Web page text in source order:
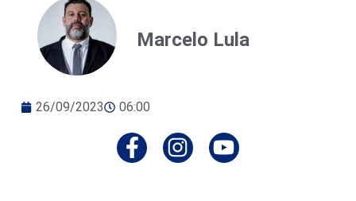
Marcelo Lula
26/09/2023 06:00